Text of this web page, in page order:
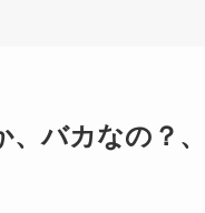
、バカなの？